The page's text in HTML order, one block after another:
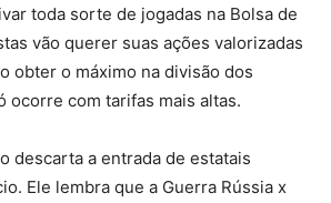
toda sorte de jogadas na Bolsa de
vão querer suas ações valorizadas
obter o máximo na divisão dos
ocorre com tarifas mais altas.
descarta a entrada de estatais
Ele lembra que a Guerra Rússia x